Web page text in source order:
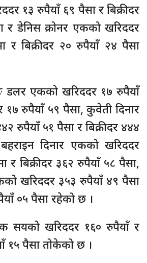
१३ रुपैयाँ ६९ पैसा र बिक्रीदर
र डेनिस क्रोनर एकको खरिददर
र बिक्रीदर २० रुपैयाँ २४ पैसा
डलर एकको खरिददर १७ रुपैयाँ
१७ रुपैयाँ ५९ पैसा, कुवेती दिनार
रुपैयाँ ५१ पैसा र बिक्रीदर ४४४
दिनार एकको खरिददर
र बिक्रीदर ३६२ रुपैयाँ ५८ पैसा,
खरिददर ३५३ रुपैयाँ ४९ पैसा
०५ पैसा रहेको छ ।
सयको खरिददर १६० रुपैयाँ र
१५ पैसा तोकेको छ ।